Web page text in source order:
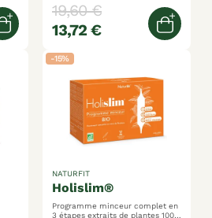
Ajouter au panier
19,60 €
13,72 €
-15%
holislim®
NATURFIT
Programme minceur complet en
3 étapes extraits de plantes 100%